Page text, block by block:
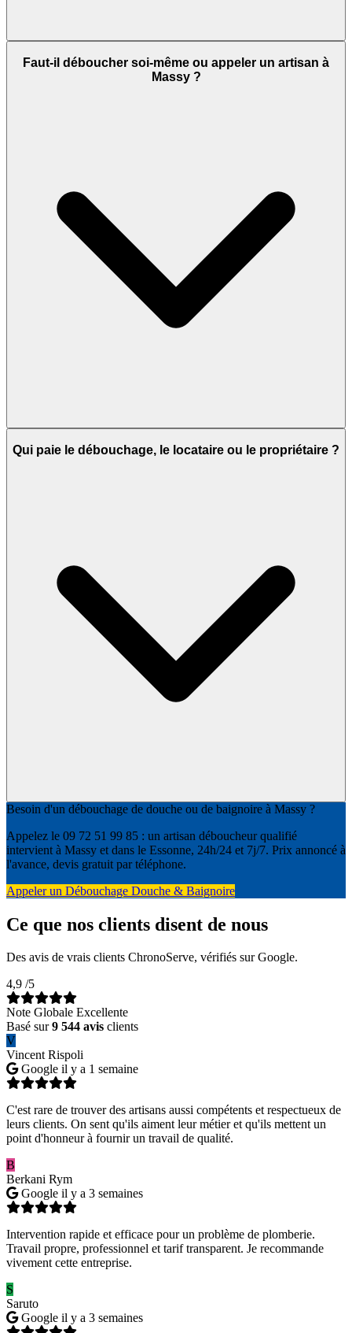
Faut-il déboucher soi-même ou appeler un artisan à
Massy ?
Qui paie le débouchage, le locataire ou le propriétaire ?
Besoin d'un débouchage de douche ou de baignoire à Massy ?
Appelez le 09 72 51 99 85 : un artisan déboucheur qualifié
intervient à Massy et dans le Essonne, 24h/24 et 7j/7. Prix annoncé à
l'avance, devis gratuit par téléphone.
Appeler un Débouchage Douche & Baignoire
Ce que nos clients disent de nous
Des avis de vrais clients ChronoServe, vérifiés sur Google.
4,9 /5
Note Globale Excellente
Basé sur9 544 avis clients
V
Vincent Rispoli
Google il y a 1 semaine
C'est rare de trouver des artisans aussi compétents et respectueux de
leurs clients. On sent qu'ils aiment leur métier et qu'ils mettent un
point d'honneur à fournir un travail de qualité.
B
Berkani Rym
Google il y a 3 semaines
Intervention rapide et efficace pour un problème de plomberie.
Travail propre, professionnel et tarif transparent. Je recommande
vivement cette entreprise.
S
Saruto
Google il y a 3 semaines